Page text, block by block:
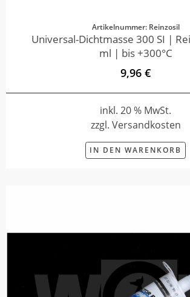
Artikelnummer: Reinzosil
Universal-Dichtmasse 300 SI |
ml | bis +300°C
9,96 €
inkl. 20 % MwSt.
zzgl. Versandkosten
IN DEN WARENKORB